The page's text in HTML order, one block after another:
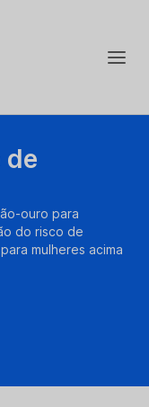
de
ouro para
do risco de
mulheres acima